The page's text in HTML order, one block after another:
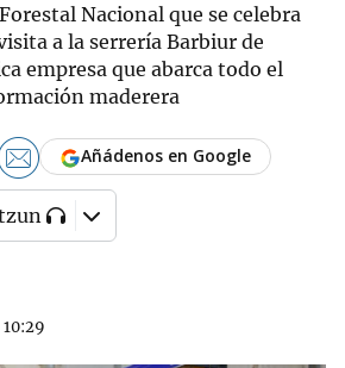
Nacional que se celebra
a la serrería Barbiur de
empresa que abarca todo el
maderera
10:29
Añádenos en Google